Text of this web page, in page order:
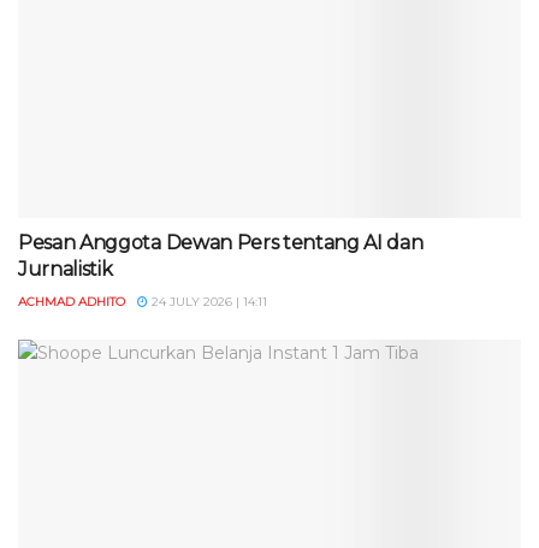
Pesan Anggota Dewan Pers tentang AI dan
Jurnalistik
ACHMAD ADHITO 24 JULY 2026 | 14:11